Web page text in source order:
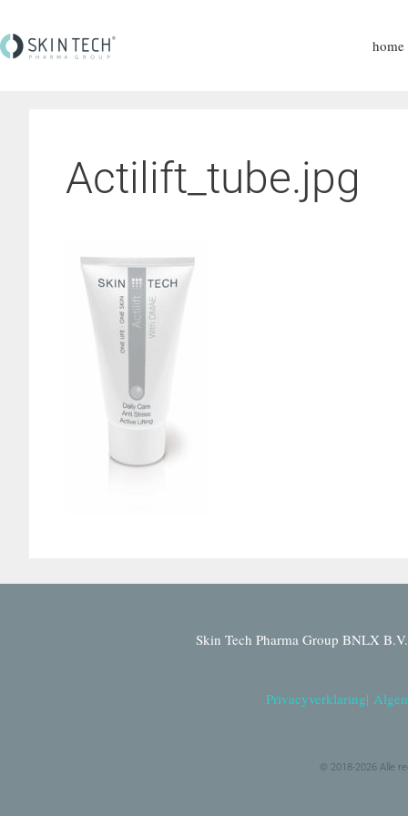
home
Actilift_tube.jpg
Skin Tech Pharma Group BNLX
Privacyverklaring|
© 2018-2026 Alle